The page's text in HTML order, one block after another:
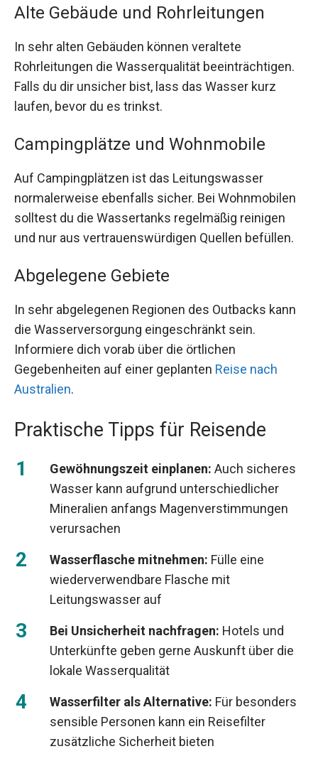
Alte Gebäude und Rohrleitungen
In sehr alten Gebäuden können veraltete
Rohrleitungen die Wasserqualität beeinträchtigen.
Falls du dir unsicher bist, lass das Wasser kurz
laufen, bevor du es trinkst.
Campingplätze und Wohnmobile
Auf Campingplätzen ist das Leitungswasser
normalerweise ebenfalls sicher. Bei Wohnmobilen
solltest du die Wassertanks regelmäßig reinigen
und nur aus vertrauenswürdigen Quellen befüllen.
Abgelegene Gebiete
In sehr abgelegenen Regionen des Outbacks kann
die Wasserversorgung eingeschränkt sein.
Informiere dich vorab über die örtlichen
Gegebenheiten auf einer geplanten Reise nach
Australien.
Praktische Tipps für Reisende
Gewöhnungszeit einplanen: Auch sicheres
Wasser kann aufgrund unterschiedlicher
Mineralien anfangs Magenverstimmungen
verursachen
Wasserflasche mitnehmen: Fülle eine
wiederverwendbare Flasche mit
Leitungswasser auf
Bei Unsicherheit nachfragen: Hotels und
Unterkünfte geben gerne Auskunft über die
lokale Wasserqualität
Wasserfilter als Alternative: Für besonders
sensible Personen kann ein Reisefilter
zusätzliche Sicherheit bieten